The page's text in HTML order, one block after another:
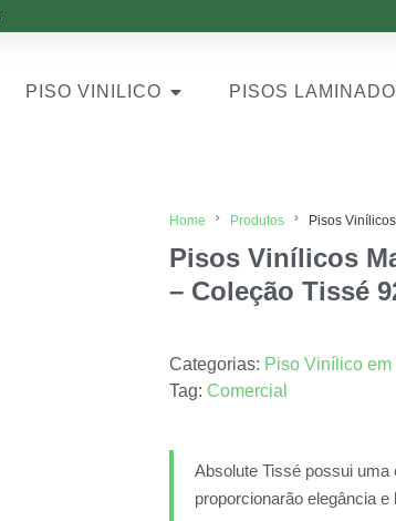
PISO VINILICO PISOS
Home Produtos Pisos
Pisos Vinílicos
– Coleção Tissé
Categorias: Piso Vinílico em
Tag: Comercial
Absolute Tissé possui
proporcionarão elegância